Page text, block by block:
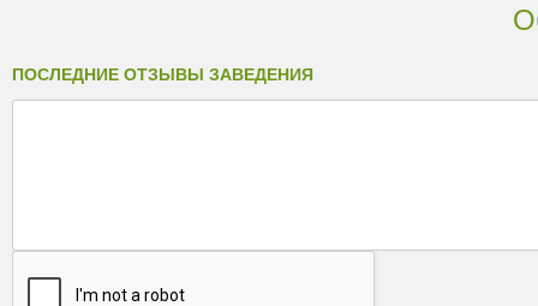
ПОСЛЕДНИЕ ОТЗЫВЫ ЗАВЕДЕНИЯ